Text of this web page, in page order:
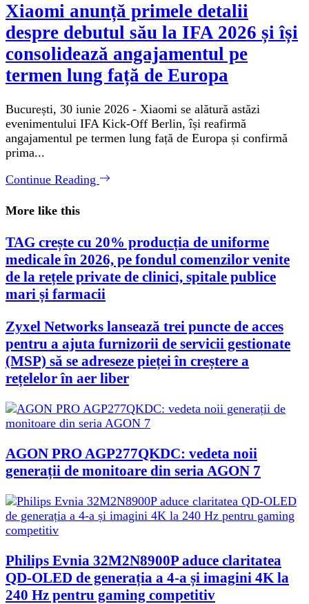
Xiaomi anunță primele detalii
despre debutul său la IFA 2026 și își
consolidează angajamentul pe
termen lung față de Europa
București, 30 iunie 2026 - Xiaomi se alătură astăzi
evenimentului IFA Kick-Off Berlin, își reafirmă
angajamentul pe termen lung față de Europa și confirmă
prima...
Continue Reading
More like this
TAG crește cu 20% producția de uniforme
medicale în 2026, pe fondul comenzilor venite
de la rețele private de clinici, spitale publice
mari și farmacii
Zyxel Networks lansează trei puncte de acces
pentru a ajuta furnizorii de servicii gestionate
(MSP) să se adreseze pieței în creștere a
rețelelor în aer liber
AGON PRO AGP277QKDC: vedeta noii
generații de monitoare din seria AGON 7
Philips Evnia 32M2N8900P aduce claritatea
QD-OLED de generația a 4-a și imagini 4K la
240 Hz pentru gaming competitiv